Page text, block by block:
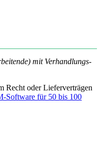
mit Verhandlungs-
Recht oder Lieferverträgen
Software für 50 bis 100